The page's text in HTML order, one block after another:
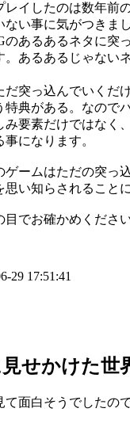
イしたのは数年前
ない事に気がつきまし
のあるあるネタに突
。あるあるじゃない
突っ込んでいくだ
特典がある。なので
み要素だけではなく
になります。
ームはただの突っ
い知らされること
でお確かめください
29 17:51:41
せかけた世
て面白そうでしたの